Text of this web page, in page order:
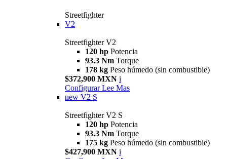
Streetfighter
V2
Streetfighter V2
120 hp Potencia
93.3 Nm Torque
178 kg Peso húmedo (sin combustible)
$372,900 MXN i
Configurar Lee Mas
new V2 S
Streetfighter V2 S
120 hp Potencia
93.3 Nm Torque
175 kg Peso húmedo (sin combustible)
$427,900 MXN i